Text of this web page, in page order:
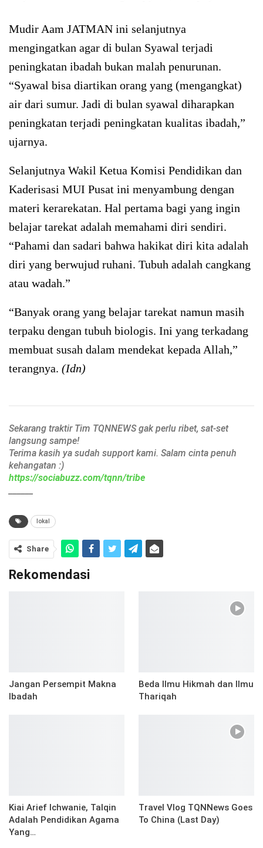
Mudir Aam JATMAN ini selanjutnya
mengingatkan agar di bulan Syawal terjadi
peningkatan ibadah bukan malah penurunan.
“Syawal bisa diartikan orang yang (mengangkat)
air dari sumur. Jadi di bulan syawal diharapkan
peningkatan terjadi peningkatan kualitas ibadah,”
ujarnya.
Selanjutnya Wakil Ketua Komisi Pendidikan dan
Kaderisasi MUI Pusat ini menyambung dengan
materi kerarekatan. Hal pertama bagi yang ingin
belajar tarekat adalah memahami diri sendiri.
“Pahami dan sadari bahwa hakikat diri kita adalah
diri yang berwujud ruhani. Tubuh adalah cangkang
atau wadah.”
“Banyak orang yang belajar tarekat namun masih
terpaku dengan tubuh biologis. Ini yang terkadang
membuat susah dalam mendekat kepada Allah,”
terangnya. (Idn)
Sekarang traktir Tim TQNNEWS gak perlu ribet, sat-set
langsung sampe!
Terima kasih ya sudah support kami. Salam cinta penuh
kehangatan :)
https://sociabuzz.com/tqnn/tribe
lokal
Share
Rekomendasi
Jangan Persempit Makna
Ibadah
Beda Ilmu Hikmah dan Ilmu
Thariqah
Kiai Arief Ichwanie, Talqin
Adalah Pendidikan Agama
Yang…
Travel Vlog TQNNews Goes
To China (Last Day)